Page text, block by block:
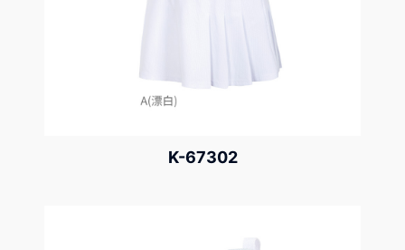
K-67302